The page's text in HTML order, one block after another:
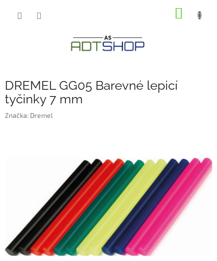
DREMEL GG05 Barevné lepicí
tyčinky 7 mm
Značka: Dremel